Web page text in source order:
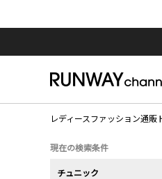
レディースファッション通販
現在の検索条件
チュニック